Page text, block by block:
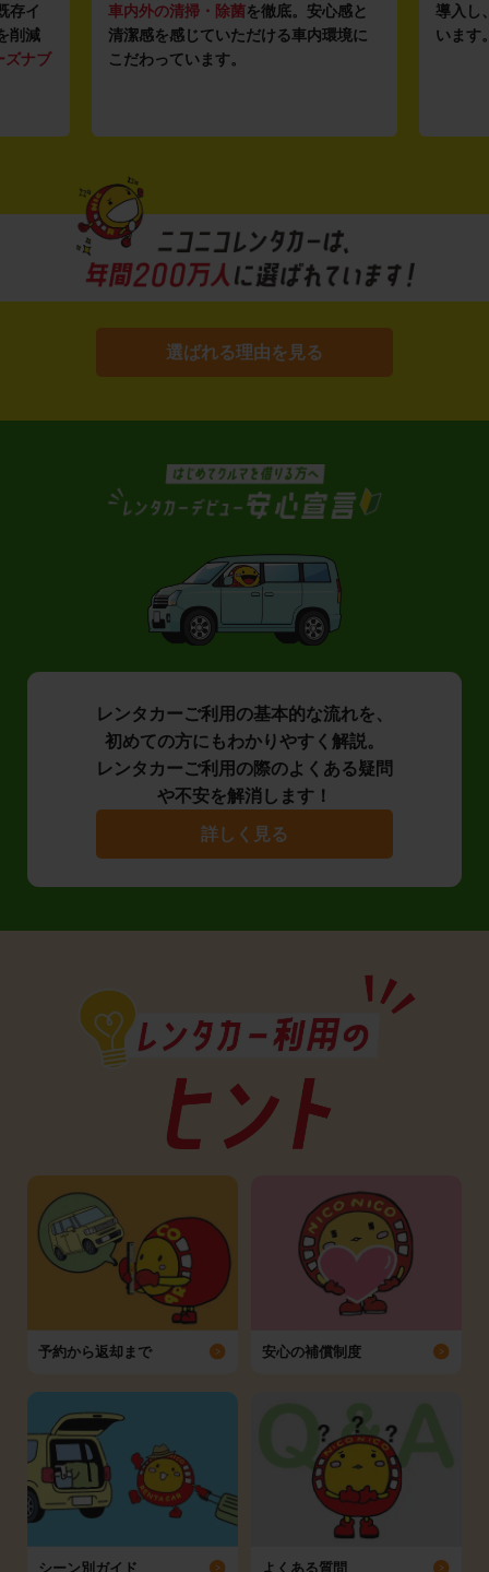
存イ
削減
ズナブ
車内外の清掃・除菌を徹底。安心感と
清潔感を感じていただける車内環境に
こだわっています。
導入し
います
選ばれる理由を見る
レンタカーご利用の基本的な流れを、
初めての方にもわかりやすく解説。
レンタカーご利用の際のよくある疑問
や不安を解消します！
詳しく見る
予約から返却まで 安心の補償制度
シーン別ガイド よくある質問